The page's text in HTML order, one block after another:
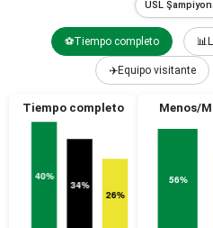
USL
⚽Tiempo completo
✈️Equipo visitante
Tiempo completo Menos/